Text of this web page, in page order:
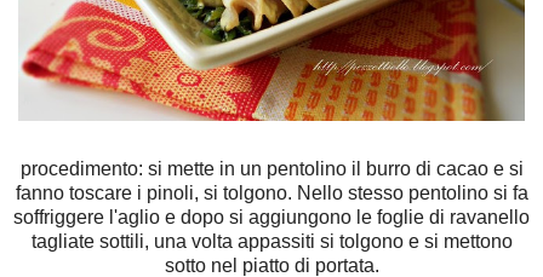
procedimento: si mette in un pentolino il burro di cacao e si
fanno toscare i pinoli, si tolgono. Nello stesso pentolino si fa
soffriggere l'aglio e dopo si aggiungono le foglie di ravanello
tagliate sottili, una volta appassiti si tolgono e si mettono
sotto nel piatto di portata.